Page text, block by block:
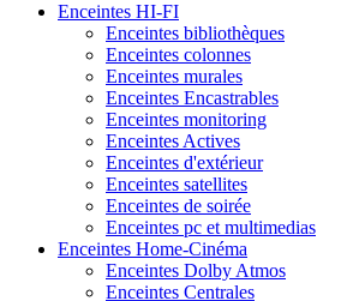
Enceintes HI-FI
Enceintes bibliothèques
Enceintes colonnes
Enceintes murales
Enceintes Encastrables
Enceintes monitoring
Enceintes Actives
Enceintes d'extérieur
Enceintes satellites
Enceintes de soirée
Enceintes pc et multimedias
Enceintes Home-Cinéma
Enceintes Dolby Atmos
Enceintes Centrales